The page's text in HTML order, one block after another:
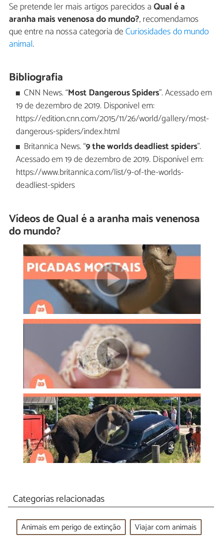
Se pretende ler mais artigos parecidos aQual é a
aranha mais venenosa do mundo?, recomendamos
que entre na nossa categoria deCuriosidades do mundo
animal.
Bibliografia
CNN News. “Most Dangerous Spiders”. Acessado em
19 de dezembro de 2019. Disponível em:
https://edition.cnn.com/2015/11/26/world/gallery/most-
dangerous-spiders/index.html
Britannica News. “9 the worlds deadliest spiders”.
Acessado em 19 de dezembro de 2019. Disponível em:
https://www.britannica.com/list/9-of-the-worlds-
deadliest-spiders
Vídeos de Qual é a aranha mais venenosa
do mundo?
Categorias relacionadas
Animais em perigo de extinção Viajar com animais